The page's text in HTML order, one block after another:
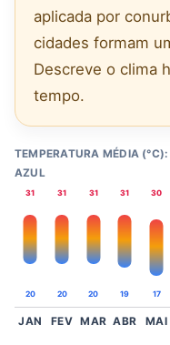
aplicada por
cidades formam
Descreve o clima
tempo.
TEMPERATURA MÉDIA
AZUL
31
20
31
20
31
20
31
19
30
17
JAN FEV MAR ABR MAI